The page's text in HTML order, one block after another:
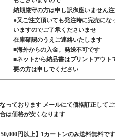
納期厳守の方は申し訳御座いません
●又ご注文頂いても発注時に完売にな
いますのでご了承くださいませ
在庫確認のうえご連絡いたします
■海外からの入金。発送不可です
■ネットから納品書はプリントアウ
要の方は申しでください
っております メールにて価格訂正して
は価格が安くなります
円以上】1カートンのみ送料無料